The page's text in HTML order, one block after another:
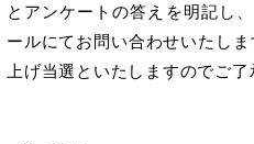
とアンケートの答えを明記し
ールにてお問い合わせいたし
上げ当選といたしますのでご了